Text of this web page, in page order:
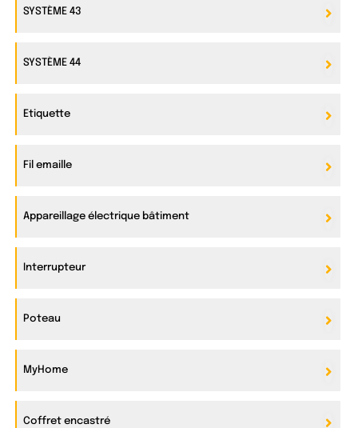
SYSTÈME 43
SYSTÈME 44
Etiquette
Fil emaille
Appareillage électrique bâtiment
Interrupteur
Poteau
MyHome
Coffret encastré